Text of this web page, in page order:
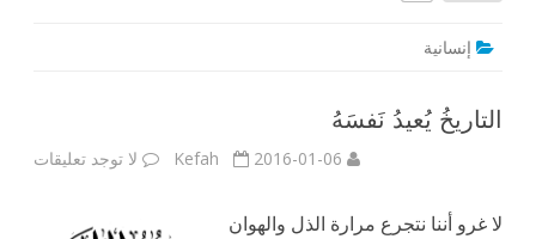
إنسانية
التاريخُ يُعيدُ نَفسَهُ
Kefah 2016-01-06 لا توجد تعليقات
لا غرو أننا نتجرع مرارة الذل والهوان